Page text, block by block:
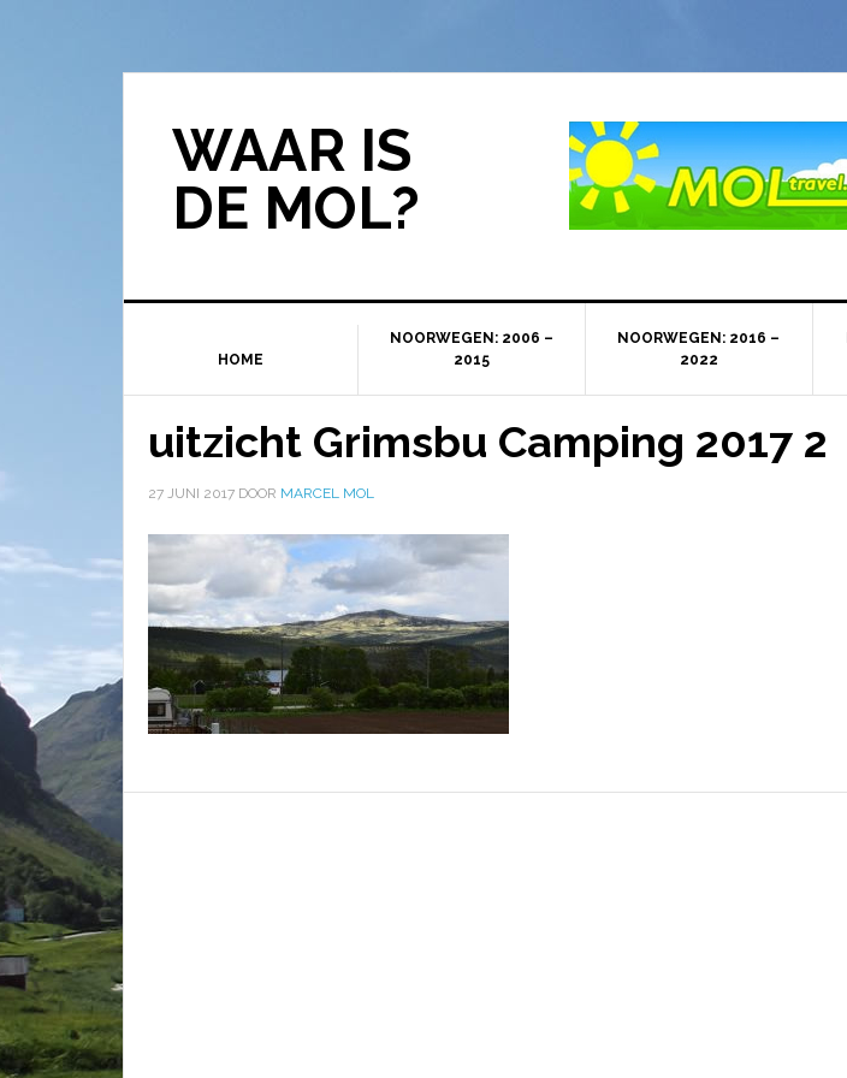
WAAR IS
DE MOL?
HOME
NOORWEGEN: 2006 –
2015
NOORWEGEN: 2016 –
2022
uitzicht Grimsbu Camping 2017 2
27 JUNI 2017 DOOR MARCEL MOL